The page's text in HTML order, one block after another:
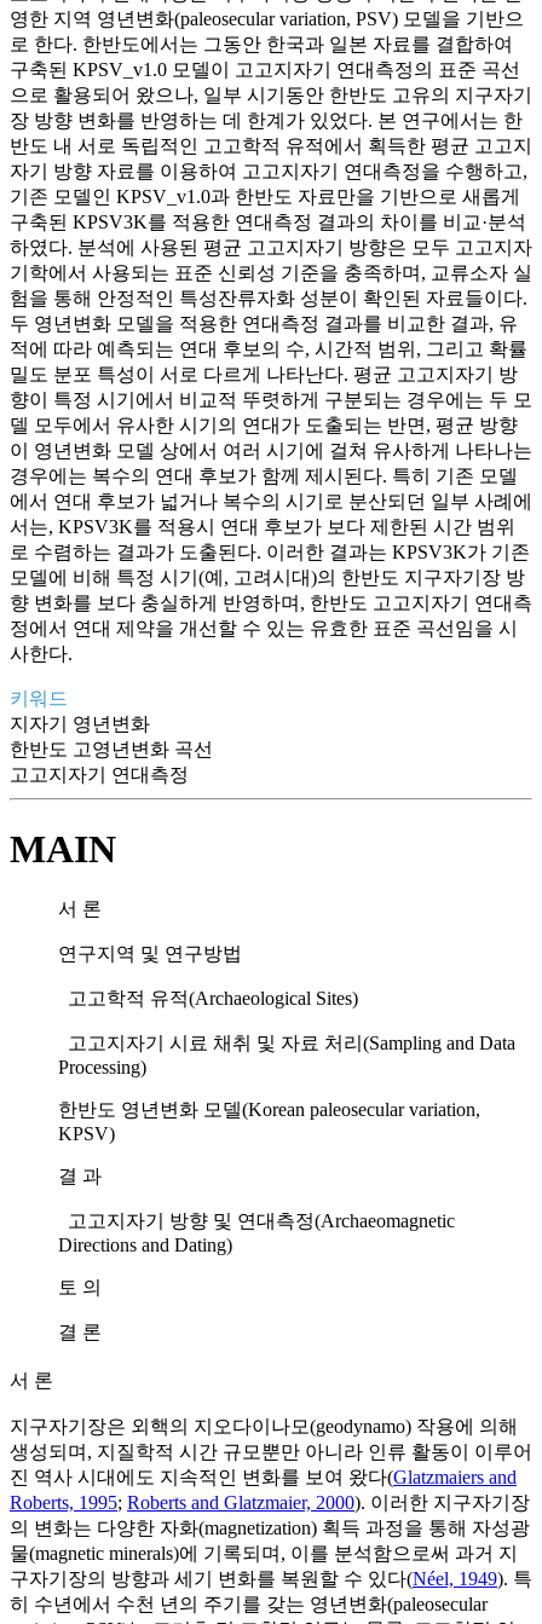
영한 지역 영년변화(paleosecular variation, PSV) 모델을 기반으
로 한다. 한반도에서는 그동안 한국과 일본 자료를 결합하여
구축된 KPSV_v1.0 모델이 고고지자기 연대측정의 표준 곡선
으로 활용되어 왔으나, 일부 시기동안 한반도 고유의 지구자기
장 방향 변화를 반영하는 데 한계가 있었다. 본 연구에서는 한
반도 내 서로 독립적인 고고학적 유적에서 획득한 평균 고고지
자기 방향 자료를 이용하여 고고지자기 연대측정을 수행하고,
기존 모델인 KPSV_v1.0과 한반도 자료만을 기반으로 새롭게
구축된 KPSV3K를 적용한 연대측정 결과의 차이를 비교·분석
하였다. 분석에 사용된 평균 고고지자기 방향은 모두 고고지자
기학에서 사용되는 표준 신뢰성 기준을 충족하며, 교류소자 실
험을 통해 안정적인 특성잔류자화 성분이 확인된 자료들이다.
두 영년변화 모델을 적용한 연대측정 결과를 비교한 결과, 유
적에 따라 예측되는 연대 후보의 수, 시간적 범위, 그리고 확률
밀도 분포 특성이 서로 다르게 나타난다. 평균 고고지자기 방
향이 특정 시기에서 비교적 뚜렷하게 구분되는 경우에는 두 모
델 모두에서 유사한 시기의 연대가 도출되는 반면, 평균 방향
이 영년변화 모델 상에서 여러 시기에 걸쳐 유사하게 나타나는
경우에는 복수의 연대 후보가 함께 제시된다. 특히 기존 모델
에서 연대 후보가 넓거나 복수의 시기로 분산되던 일부 사례에
서는, KPSV3K를 적용시 연대 후보가 보다 제한된 시간 범위
로 수렴하는 결과가 도출된다. 이러한 결과는 KPSV3K가 기존
모델에 비해 특정 시기(예, 고려시대)의 한반도 지구자기장 방
향 변화를 보다 충실하게 반영하며, 한반도 고고지자기 연대측
정에서 연대 제약을 개선할 수 있는 유효한 표준 곡선임을 시
사한다.
키워드
지자기 영년변화
한반도 고영년변화 곡선
고고지자기 연대측정
MAIN
서 론
연구지역 및 연구방법
고고학적 유적(Archaeological Sites)
고고지자기 시료 채취 및 자료 처리(Sampling and Data
Processing)
한반도 영년변화 모델(Korean paleosecular variation,
KPSV)
결 과
고고지자기 방향 및 연대측정(Archaeomagnetic
Directions and Dating)
토 의
결 론
서 론
지구자기장은 외핵의 지오다이나모(geodynamo) 작용에 의해
생성되며, 지질학적 시간 규모뿐만 아니라 인류 활동이 이루어
진 역사 시대에도 지속적인 변화를 보여 왔다(Glatzmaiers and
Roberts, 1995; Roberts and Glatzmaier, 2000). 이러한 지구자기장
의 변화는 다양한 자화(magnetization) 획득 과정을 통해 자성광
물(magnetic minerals)에 기록되며, 이를 분석함으로써 과거 지
구자기장의 방향과 세기 변화를 복원할 수 있다(Néel, 1949). 특
히 수년에서 수천 년의 주기를 갖는 영년변화(paleosecular